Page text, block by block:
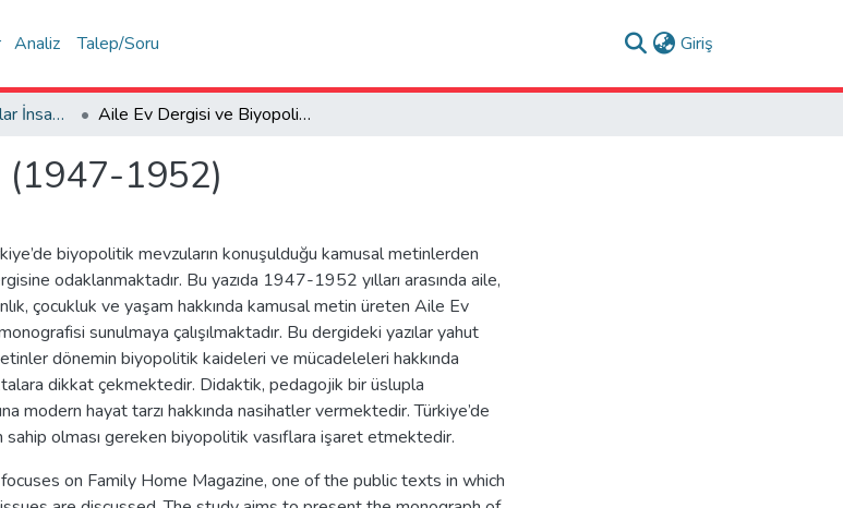
Analiz Talep/Soru Giriş
FSM İlmî Araştırmalar İnsan ve Toplum Bilimleri Dergisi Aile Ev Dergisi ve Biyopolitika (1947-1952)
1952)
biyopolitik mevzuların konuşulduğu kamusal metinlerden
odaklanmaktadır. Bu yazıda 1947-1952 yılları arasında aile,
çocukluk ve yaşam hakkında kamusal metin üreten Aile Ev
sunulmaya çalışılmaktadır. Bu dergideki yazılar yahut
dönemin biyopolitik kaideleri ve mücadeleleri hakkında
dikkat çekmektedir. Didaktik, pedagojik bir üslupla
modern hayat tarzı hakkında nasihatler vermektedir. Türkiye’de
sahip olması gereken biyopolitik vasıflara işaret etmektedir.
on Family Home Magazine, one of the public texts in which